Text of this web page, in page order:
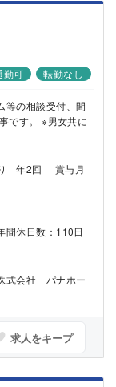
勤可 転勤なし
等の相談受付、間
です。 ※男女共に
り 年2回 賞与月
休日数：110日
式会社 パナホー
求人をキープ